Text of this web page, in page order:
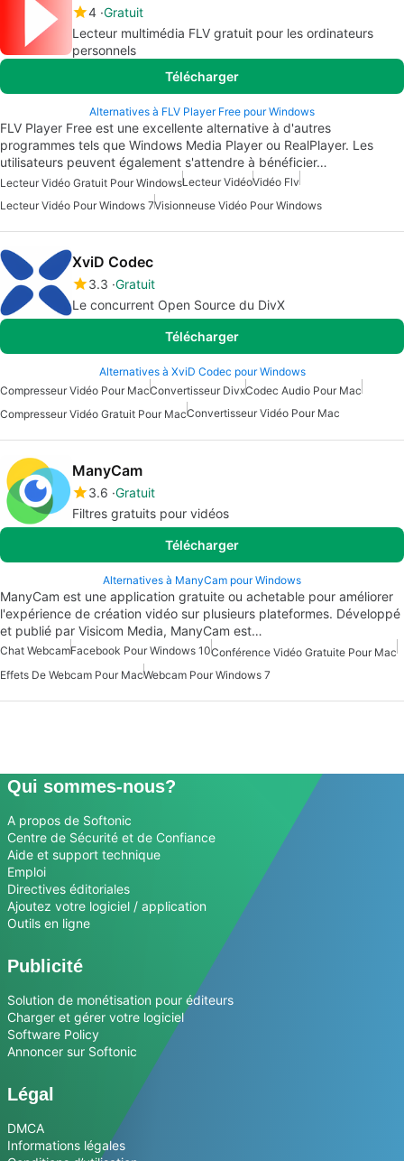
4 Gratuit
Lecteur multimédia FLV gratuit pour les ordinateurs
personnels
Télécharger
Alternatives à FLV Player Free pour Windows
FLV Player Free est une excellente alternative à d'autres
programmes tels que Windows Media Player ou RealPlayer. Les
utilisateurs peuvent également s'attendre à bénéficier…
Lecteur Vidéo Gratuit Pour WindowsLecteur VidéoVidéo Flv
Lecteur Vidéo Pour Windows 7Visionneuse Vidéo Pour Windows
XviD Codec
3.3 Gratuit
Le concurrent Open Source du DivX
Télécharger
Alternatives à XviD Codec pour Windows
Compresseur Vidéo Pour MacConvertisseur DivxCodec Audio Pour Mac
Compresseur Vidéo Gratuit Pour MacConvertisseur Vidéo Pour Mac
ManyCam
3.6 Gratuit
Filtres gratuits pour vidéos
Télécharger
Alternatives à ManyCam pour Windows
ManyCam est une application gratuite ou achetable pour améliorer
l'expérience de création vidéo sur plusieurs plateformes. Développé
et publié par Visicom Media, ManyCam est…
Chat WebcamFacebook Pour Windows 10Conférence Vidéo Gratuite Pour Mac
Effets De Webcam Pour MacWebcam Pour Windows 7
Qui sommes-nous?
A propos de Softonic
Centre de Sécurité et de Confiance
Aide et support technique
Emploi
Directives éditoriales
Ajoutez votre logiciel / application
Outils en ligne
Publicité
Solution de monétisation pour éditeurs
Charger et gérer votre logiciel
Software Policy
Annoncer sur Softonic
Légal
DMCA
Informations légales